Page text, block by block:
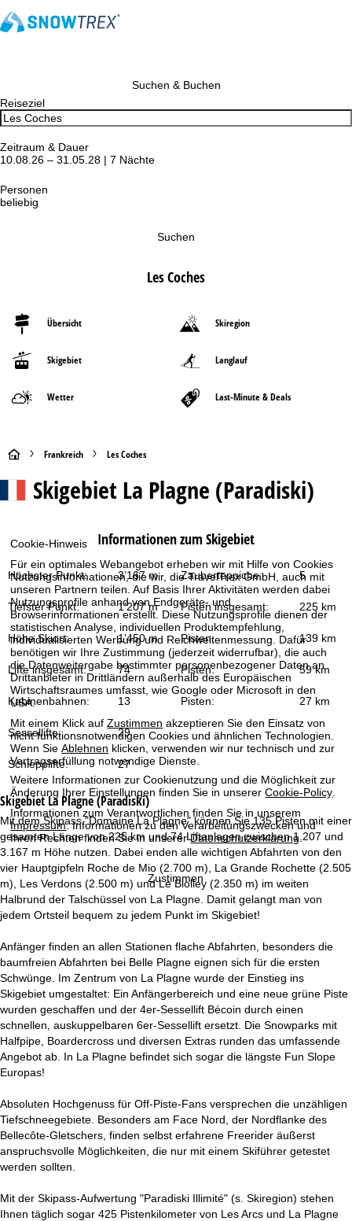
Cookie-Hinweis
Für ein optimales Webangebot erheben wir mit Hilfe von Cookies
Nutzungsinformationen, die wir, die TravelTrex GmbH, auch mit
unseren Partnern teilen. Auf Basis Ihrer Aktivitäten werden dabei
Nutzungsprofile anhand von Endgeräte- und
Browserinformationen erstellt. Diese Nutzungsprofile dienen der
statistischen Analyse, individuellen Produktempfehlung,
individualisierten Werbung und Reichweitenmessung. Dafür
benötigen wir Ihre Zustimmung (jederzeit widerrufbar), die auch
die Datenweitergabe bestimmter personenbezogener Daten an
Drittanbieter in Drittländern außerhalb des Europäischen
Wirtschaftsraumes umfasst, wie Google oder Microsoft in den
USA.
Mit einem Klick aufZustimmen akzeptieren Sie den Einsatz von
nicht funktionsnotwendigen Cookies und ähnlichen Technologien.
Wenn SieAblehnen klicken, verwenden wir nur technisch und zur
Vertragserfüllung notwendige Dienste.
Weitere Informationen zur Cookienutzung und die Möglichkeit zur
Änderung Ihrer Einstellungen finden Sie in unsererCookie-Policy
Informationen zum Verantwortlichen finden Sie in unserem
Impressum. Informationen zu den Verarbeitungszwecken und
Ihren Rechten finden Sie in unsererDatenschutzerklärung.
Zustimmen
Suchen & Buchen
Reiseziel
Zeitraum & Dauer
10.08.26 – 31.05.28 | 7 Nächte
Personen
beliebig
Suchen
Les Coches
Übersicht Skiregion
Skigebiet Langlauf
Wetter Last-Minute & Deals
S
r
t
s
e
i
e
Frankreich Les Coches
SkigebietLa Plagne (Paradiski)
Informationen zum Skigebiet
Höchster Punkt: 3’167 m Zauberteppiche: 5
Tiefster Punkt: 1’207 m Pisten insgesamt: 225 km
Höhe Skiort: 1’450 m Pisten: 139 km
Lifte insgesamt: 74 Pisten: 59 km
Kabinenbahnen: 13 Pisten: 27 km
Sessellifte: 29
Schlepplifte: 27
SkigebietLa Plagne (Paradiski)
Mit dem Skipass "Domaine La Plagne" können Sie 135 Pisten mit einer
gesamten Länge von 225 km und 74 Liftanlagen zwischen 1.207 und
3.167 m Höhe nutzen. Dabei enden alle wichtigen Abfahrten von den
vier Hauptgipfeln Roche de Mio (2.700 m), La Grande Rochette (2.505
m), Les Verdons (2.500 m) und Le Biolley (2.350 m) im weiten
Halbrund der Talschüssel von La Plagne. Damit gelangt man von
jedem Ortsteil bequem zu jedem Punkt im Skigebiet!
Anfänger finden an allen Stationen flache Abfahrten, besonders die
baumfreien Abfahrten bei Belle Plagne eignen sich für die ersten
Schwünge. Im Zentrum von La Plagne wurde der Einstieg ins
Skigebiet umgestaltet: Ein Anfängerbereich und eine neue grüne Piste
wurden geschaffen und der 4er-Sessellift Bécoin durch einen
schnellen, auskuppelbaren 6er-Sessellift ersetzt. Die Snowparks mit
Halfpipe, Boardercross und diversen Extras runden das umfassende
Angebot ab. In La Plagne befindet sich sogar die längste Fun Slope
Europas!
Absoluten Hochgenuss für Off-Piste-Fans versprechen die unzähligen
Tiefschneegebiete. Besonders am Face Nord, der Nordflanke des
Bellecôte-Gletschers, finden selbst erfahrene Freerider äußerst
anspruchsvolle Möglichkeiten, die nur mit einem Skiführer getestet
werden sollten.
Mit der Skipass-Aufwertung "Paradiski Illimité" (s. Skiregion) stehen
Ihnen täglich sogar 425 Pistenkilometer von Les Arcs und La Plagne